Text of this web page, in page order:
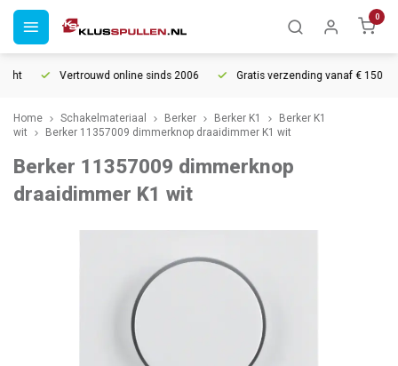
0
Vertrouwd online sinds 2006 Gratis verzending vanaf € 150
Home Schakelmateriaal Berker Berker K1
Berker K1
wit
Berker 11357009 dimmerknop draaidimmer K1 wit
Berker 11357009 dimmerknop
draaidimmer K1 wit